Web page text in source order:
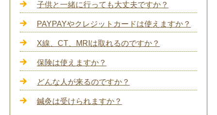
子供と一緒に行っても大丈夫ですか？
PAYPAYやクレジットカードは使えますか？
X線、CT、MRIは取れるのですか？
保険は使えますか？
どんな人が来るのですか？
鍼灸は受けられますか？